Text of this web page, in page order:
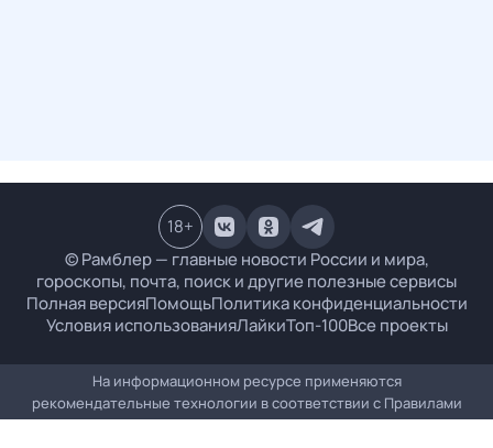
© Рамблер — главные новости России и мира,
гороскопы, почта, поиск и другие полезные сервисы
Полная версияПомощьПолитика конфиденциальности
Условия использованияЛайкиТоп-100Все проекты
18+
На информационном ресурсе применяются
рекомендательные технологии в соответствии с Правилами